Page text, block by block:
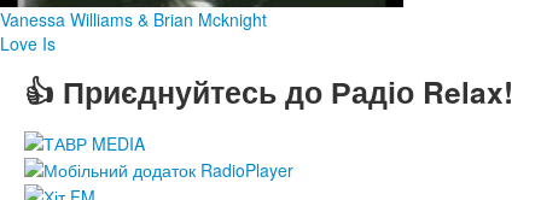
Vanessa Williams & Brian Mcknight
Love Is
👍 Приєднуйтесь до Радіо Relax!